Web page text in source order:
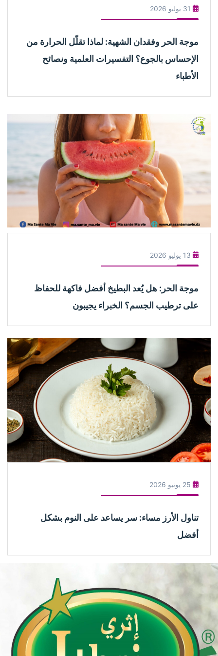
31 يوليو 2026
موجة الحر وفقدان الشهية: لماذا تقلّل الحرارة من
الإحساس بالجوع؟ التفسيرات العلمية ونصائح
الأطباء
13 يوليو 2026
موجة الحر: هل يُعد البطيخ أفضل فاكهة للحفاظ
على ترطيب الجسم؟ الخبراء يجيبون
25 يونيو 2026
تناول الأرز مساء: سر يساعد على النوم بشكل
أفضل